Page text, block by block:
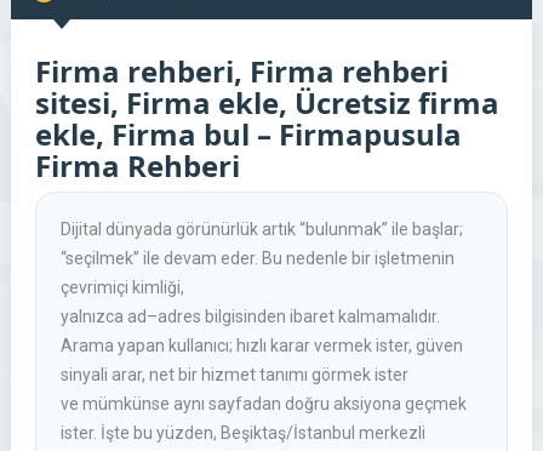
Firma rehberi, Firma rehberi
sitesi, Firma ekle, Ücretsiz firma
ekle, Firma bul – Firmapusula
Firma Rehberi
Dijital dünyada görünürlük artık “bulunmak” ile başlar;
“seçilmek” ile devam eder. Bu nedenle bir işletmenin
çevrimiçi kimliği,
yalnızca ad–adres bilgisinden ibaret kalmamalıdır.
Arama yapan kullanıcı; hızlı karar vermek ister, güven
sinyali arar, net bir hizmet tanımı görmek ister
ve mümkünse aynı sayfadan doğru aksiyona geçmek
ister. İşte bu yüzden, Beşiktaş/İstanbul merkezli